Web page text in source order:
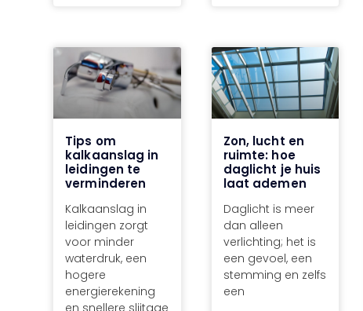
Tips om
kalkaanslag in
leidingen te
verminderen
Kalkaanslag in
leidingen zorgt
voor minder
waterdruk, een
hogere
energierekening
en snellere slijtage
Zon, lucht en
ruimte: hoe
daglicht je huis
laat ademen
Daglicht is meer
dan alleen
verlichting; het is
een gevoel, een
stemming en zelfs
een